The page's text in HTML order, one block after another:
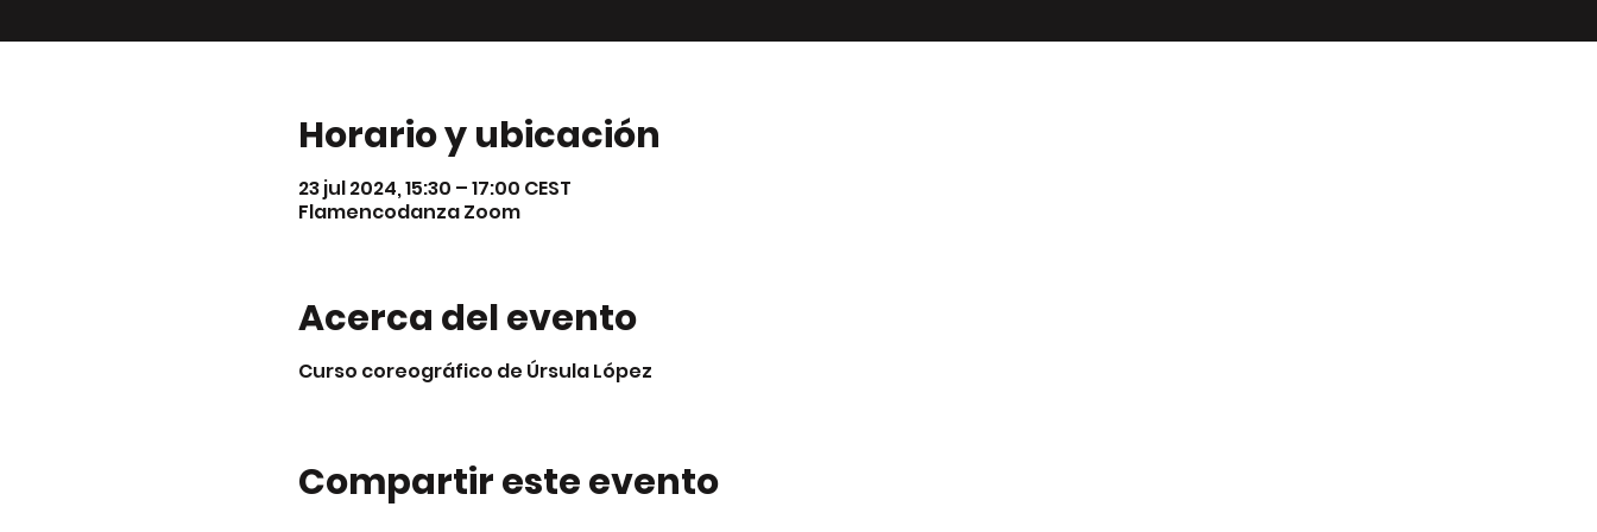
Horario y ubicación
23 jul 2024, 15:30 – 17:00 CEST
Flamencodanza Zoom
Acerca del evento
Curso coreográfico de Úrsula López
Compartir este evento